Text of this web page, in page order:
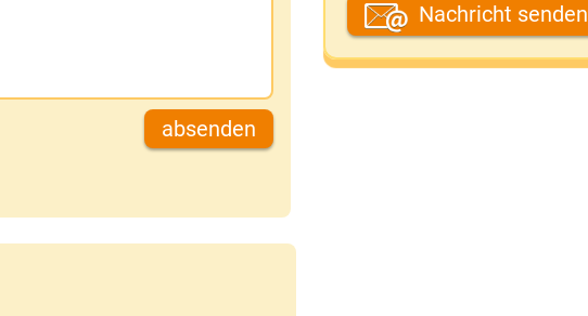
absenden
Dein Fantasiename
Nachricht senden